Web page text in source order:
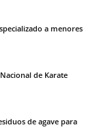
a menores
de Karate
de agave para